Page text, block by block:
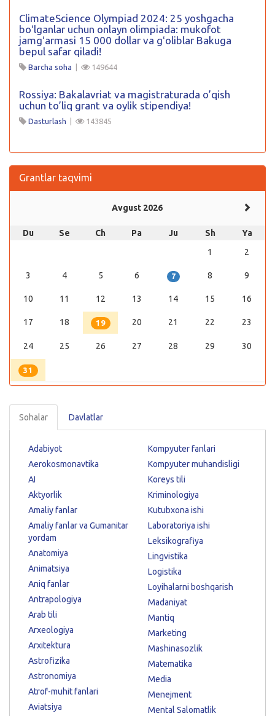
ClimateScience Olympiad 2024: 25 yoshgacha
boʻlganlar uchun onlayn olimpiada: mukofot
jamgʻarmasi 15 000 dollar va gʻoliblar Bakuga
bepul safar qiladi!
Barcha soha 149644
Rossiya: Bakalavriat va magistraturada o’qish
uchun to’liq grant va oylik stipendiya!
Dasturlash 143845
Grantlar taqvimi
Avgust 2026
Du Se Ch Pa Ju Sh
Ya
1
2
3 4 5 6 7 8 9
10 11 12 13 14 15 16
17 18 19 20 21 22 23
24 25 26 27 28 29 30
31
Sohalar Davlatlar
Adabiyot
Aerokosmonavtika
AI
Aktyorlik
Amaliy fanlar
Amaliy fanlar va Gumanitar
yordam
Anatomiya
Animatsiya
Aniq fanlar
Antrapologiya
Arab tili
Arxeologiya
Arxitektura
Astrofizika
Astronomiya
Atrof-muhit fanlari
Aviatsiya
Kompyuter fanlari
Kompyuter muhandisligi
Koreys tili
Kriminologiya
Kutubxona ishi
Laboratoriya ishi
Leksikografiya
Lingvistika
Logistika
Loyihalarni boshqarish
Madaniyat
Mantiq
Marketing
Mashinasozlik
Matematika
Media
Menejment
Mental Salomatlik